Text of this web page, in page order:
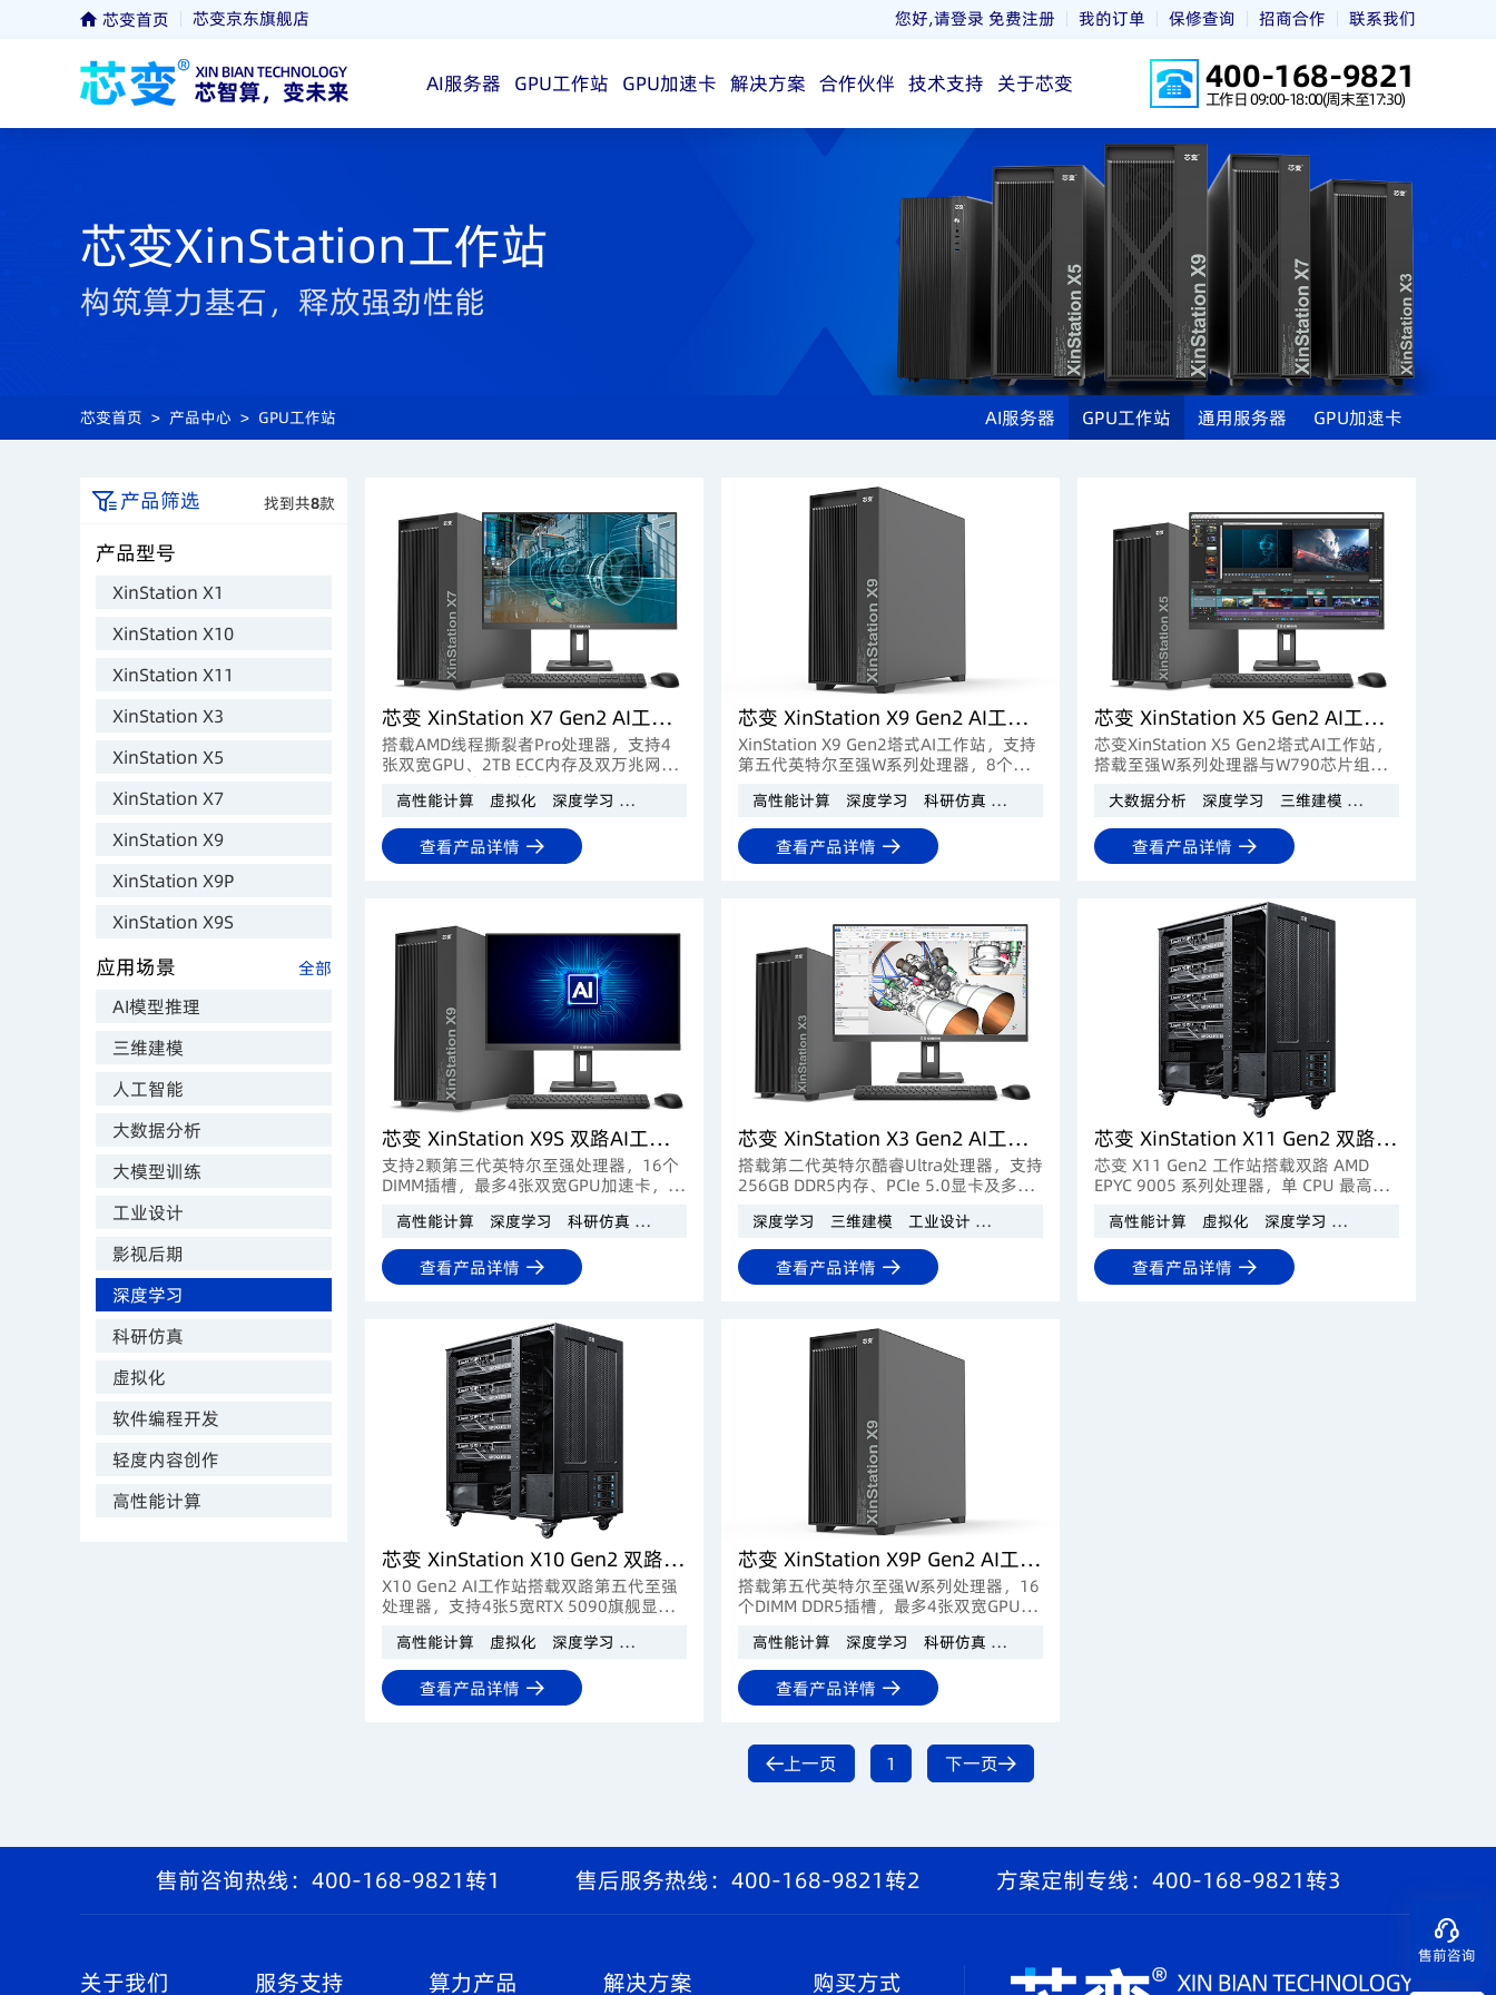
芯变首页 芯变京东旗舰店 您好,请登录 免费注册 我的订单 保修查询 招商合作 联系我们
AI服务器 GPU工作站 GPU加速卡 解决方案 合作伙伴 技术支持 关于芯变 400-168-9821
工作日 09:00-18:00(周末至17:30)
芯变XinStation工作站
构筑算力基石，释放强劲性能
芯变首页 > 产品中心 > GPU工作站 AI服务器 GPU工作站 通用服务器 GPU加速卡
产品筛选 找到共8款
产品型号
XinStation X1
XinStation X10
XinStation X11
XinStation X3
XinStation X5
XinStation X7
XinStation X9
XinStation X9P
XinStation X9S
应用场景 全部
AI模型推理
三维建模
人工智能
大数据分析
大模型训练
工业设计
影视后期
深度学习
科研仿真
虚拟化
软件编程开发
轻度内容创作
高性能计算
芯变 XinStation X7 Gen2 AI工作站
搭载AMD线程撕裂者Pro处理器，支持4
张双宽GPU、2TB ECC内存及双万兆网
理、渲染农场及多任务虚拟化等重型负载
场景构建。
高性能计算 虚拟化 深度学习 科研仿真 AI模型推理
查看产品详情
芯变 XinStation X9 Gen2 AI工作站
XinStation X9 Gen2塔式AI工作站，支持
第五代英特尔至强W系列处理器，8个
卡，具备强大的计算能力和IO扩展能力，
适用于科学研究、工程模拟、大规模AI推
理等高性能计算场景。
高性能计算 深度学习 科研仿真 影视后期 AI模型推理
查看产品详情
芯变 XinStation X5 Gen2 AI工作站
芯变XinStation X5 Gen2塔式AI工作站，
搭载至强W系列处理器与W790芯片组，
1TB ECC内存，在性能与价值间取得卓越
平衡，是专业内容创作、AI模型推理等专
业负载的坚实平台。
大数据分析 深度学习 三维建模 工业设计
查看产品详情
芯变 XinStation X9S 双路AI工作站
支持2颗第三代英特尔至强处理器，16个
DIMM插槽，最多4张双宽GPU加速卡，具
科学研究、工程模拟、气象预测等高性能
计算应用场景。
高性能计算 深度学习 科研仿真 AI模型推理 大模型训练
查看产品详情
芯变 XinStation X3 Gen2 AI工作站
搭载第二代英特尔酷睿Ultra处理器，支持
256GB DDR5内存、PCIe 5.0显卡及多高
作、视频后期等专业负载持续高效运行，
让创意无忧施展。
深度学习 三维建模 工业设计 影视后期
查看产品详情
芯变 XinStation X11 Gen2 双路AI工作站
芯变 X11 Gen2 工作站搭载双路 AMD
EPYC 9005 系列处理器，单 CPU 最高
显卡及 4TB DDR5 ECC 内存，配合灵活存
储扩展，为复杂高性能计算场景提供强劲
本地化算力支撑。
高性能计算 虚拟化 深度学习 科研仿真
查看产品详情
芯变 XinStation X10 Gen2 双路AI工作站
X10 Gen2 AI工作站搭载双路第五代至强
处理器，支持4张5宽RTX 5090旗舰显卡
与4TB DDR5 ECC内存，兼顾海量存储与
热插拔冗余供电支持，为AI大模型训练、
专业渲染与科学计算提供旗舰级本地化算
力解决方案。
高性能计算 虚拟化 深度学习 科研仿真 AI模型推理
查看产品详情
芯变 XinStation X9P Gen2 AI工作站
搭载第五代英特尔至强W系列处理器，16
个DIMM DDR5插槽，最多4张双宽GPU加
力，专为AI训练、科学计算、3D渲染及
CAE仿真等高性能场景打造。
高性能计算 深度学习 科研仿真 影视后期
查看产品详情
上一页 1 下一页
售前咨询热线：400-168-9821转1 售后服务热线：400-168-9821转2 方案定制专线：400-168-9821转3
关于我们 服务支持 算力产品 解决方案 购买方式
售前咨询